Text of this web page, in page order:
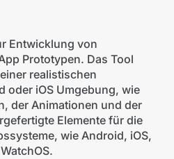
Entwicklung von
Prototypen. Das Tool
realistischen
oder iOS Umgebung, wie
der Animationen und der
Elemente für die
wie Android, iOS,